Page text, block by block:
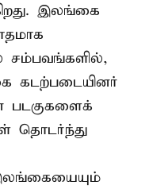
இலங்கை
சம்பவங்களில்,
கடற்படையினர்
படகுகளைக்
தொடர்ந்து